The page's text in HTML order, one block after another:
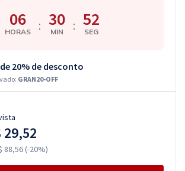
06
HORAS : 30
MIN : 52
SEG
20% de desconto
GRAN20-OFF
29,52
88,56 (-20%)